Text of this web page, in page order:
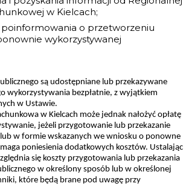
w Kielcach;
o przetworzeniu
wykorzystywanej
są udostępniane lub przekazywane
wykorzystywania bezpłatnie, z wyjątkiem
w Ustawie.
w Kielcach może jednak nałożyć opłatę
jeżeli przygotowanie lub przekazanie
w formie wskazanych we wniosku o ponowne
poniesienia dodatkowych kosztów. Ustalając
się koszty przygotowania lub przekazania
w określony sposób lub w określonej
które będą brane pod uwagę przy